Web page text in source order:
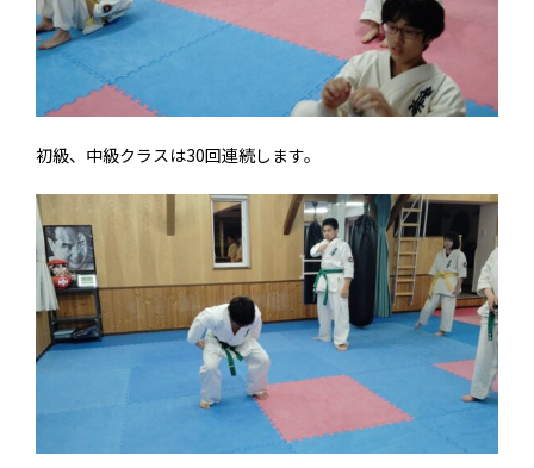
初級、中級クラスは30回連続します。